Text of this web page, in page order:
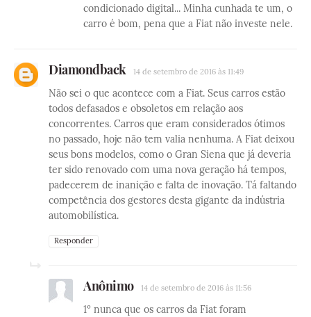
condicionado digital... Minha cunhada te um, o
carro é bom, pena que a Fiat não investe nele.
Diamondback 14 de setembro de 2016 às 11:49
Não sei o que acontece com a Fiat. Seus carros estão
todos defasados e obsoletos em relação aos
concorrentes. Carros que eram considerados ótimos
no passado, hoje não tem valia nenhuma. A Fiat deixou
seus bons modelos, como o Gran Siena que já deveria
ter sido renovado com uma nova geração há tempos,
padecerem de inanição e falta de inovação. Tá faltando
competência dos gestores desta gigante da indústria
automobilística.
Responder
Anônimo 14 de setembro de 2016 às 11:56
1º nunca que os carros da Fiat foram